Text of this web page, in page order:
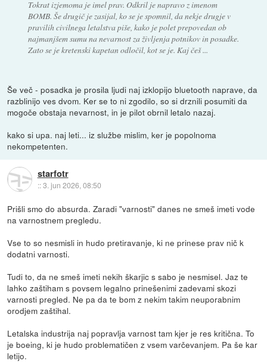
Tokrat izjemoma je imel prav. Odkril je napravo z imenom
BOMB. Še drugič je zasijal, ko se je spomnil, da nekje drugje v
pravilih civilnega letalstva piše, kako je polet prepovedan ob
najmanjšem sumu na nevarnost za življenja potnikov in posadke.
Zato se je kretenski kapetan odločil, kot se je. Kaj češ ...
Še več - posadka je prosila ljudi naj izklopijo bluetooth naprave, da
razblinijo ves dvom. Ker se to ni zgodilo, so si drznili posumiti da
mogoče obstaja nevarnost, in je pilot obrnil letalo nazaj.
kako si upa. naj leti... iz službe mislim, ker je popolnoma
nekompetenten.
starfotr
::3. jun 2026, 08:50
Prišli smo do absurda. Zaradi "varnosti" danes ne smeš imeti vode
na varnostnem pregledu.
Vse to so nesmisli in hudo pretiravanje, ki ne prinese prav nič k
dodatni varnosti.
Tudi to, da ne smeš imeti nekih škarjic s sabo je nesmisel. Jaz te
lahko zaštiham s povsem legalno prinešenimi zadevami skozi
varnosti pregled. Ne pa da te bom z nekim takim neuporabnim
orodjem zaštihal.
Letalska industrija naj popravlja varnost tam kjer je res kritična. To
je boeing, ki je hudo problematičen z vsem varčevanjem. Pa še kar
letijo.